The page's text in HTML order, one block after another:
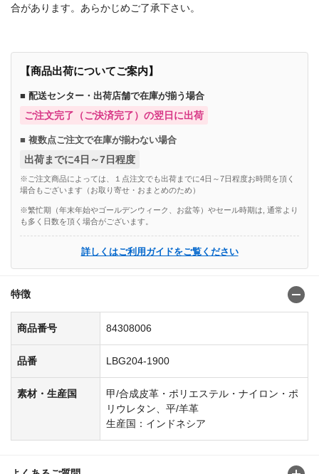
合があります。あらかじめご了承下さい。
【商品出荷についてご案内】
■ 配送センター・出荷店舗で在庫が揃う場合
ご注文完了（ご決済完了）の翌日に出荷
■ 複数点ご注文で在庫が揃わない場合
出荷までに4日～7日程度
※ご注文商品によっては、１点注文でも出荷までに4日～7日程度お時間を頂く
場合もございます（お取り寄せ・おまとめのため）
※繁忙期（年末年始やゴールデンウィーク、お盆等）やセール時期は, 通常より
も多く日数を頂く場合がございます。
詳しくはご利用ガイドをご覧ください
特徴
商品番号 84308006
品番 LBG204-1900
素材・生産国
甲/合成皮革・ポリエステル・ナイロン・ポ
リウレタン、平/羊革
生産国：インドネシア